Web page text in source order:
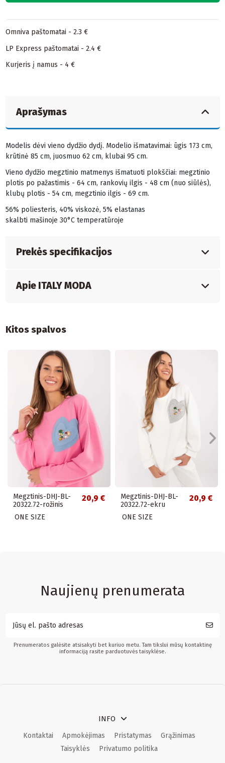
Omniva paštomatai - 2.3 €
LP Express paštomatai - 2.4 €
Kurjeris į namus - 4 €
Aprašymas
Modelis dėvi vieno dydžio dydį. Modelio išmatavimai: ūgis 173 cm,
krūtinė 85 cm, juosmuo 62 cm, klubai 95 cm.
Vieno dydžio megztinio matmenys išmatuoti plokščiai: megztinio
plotis po pažastimis - 64 cm, rankovių ilgis - 48 cm (nuo siūlės),
klubų plotis - 54 cm, megztinio ilgis - 69 cm.
56% poliesteris, 40% viskozė, 5% elastanas
skalbti mašinoje 30°C temperatūroje
Prekės specifikacijos
Apie ITALY MODA
Kitos spalvos
Megztinis-DHJ-BL-
20322.72-rožinis
20,9 €
ONE SIZE
Megztinis-DHJ-BL-
20322.72-ekru
20,9 €
ONE SIZE
Naujienų prenumerata
Prenumeratos galėsite atsisakyti bet kuriuo metu. Tam tikslui mūsų kontaktinę
informaciją rasite parduotuvės taisyklėse.
INFO
Kontaktai Apmokėjimas Pristatymas
Grąžinimas
Taisyklės
Privatumo politika